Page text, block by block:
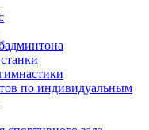
по индивидуальным